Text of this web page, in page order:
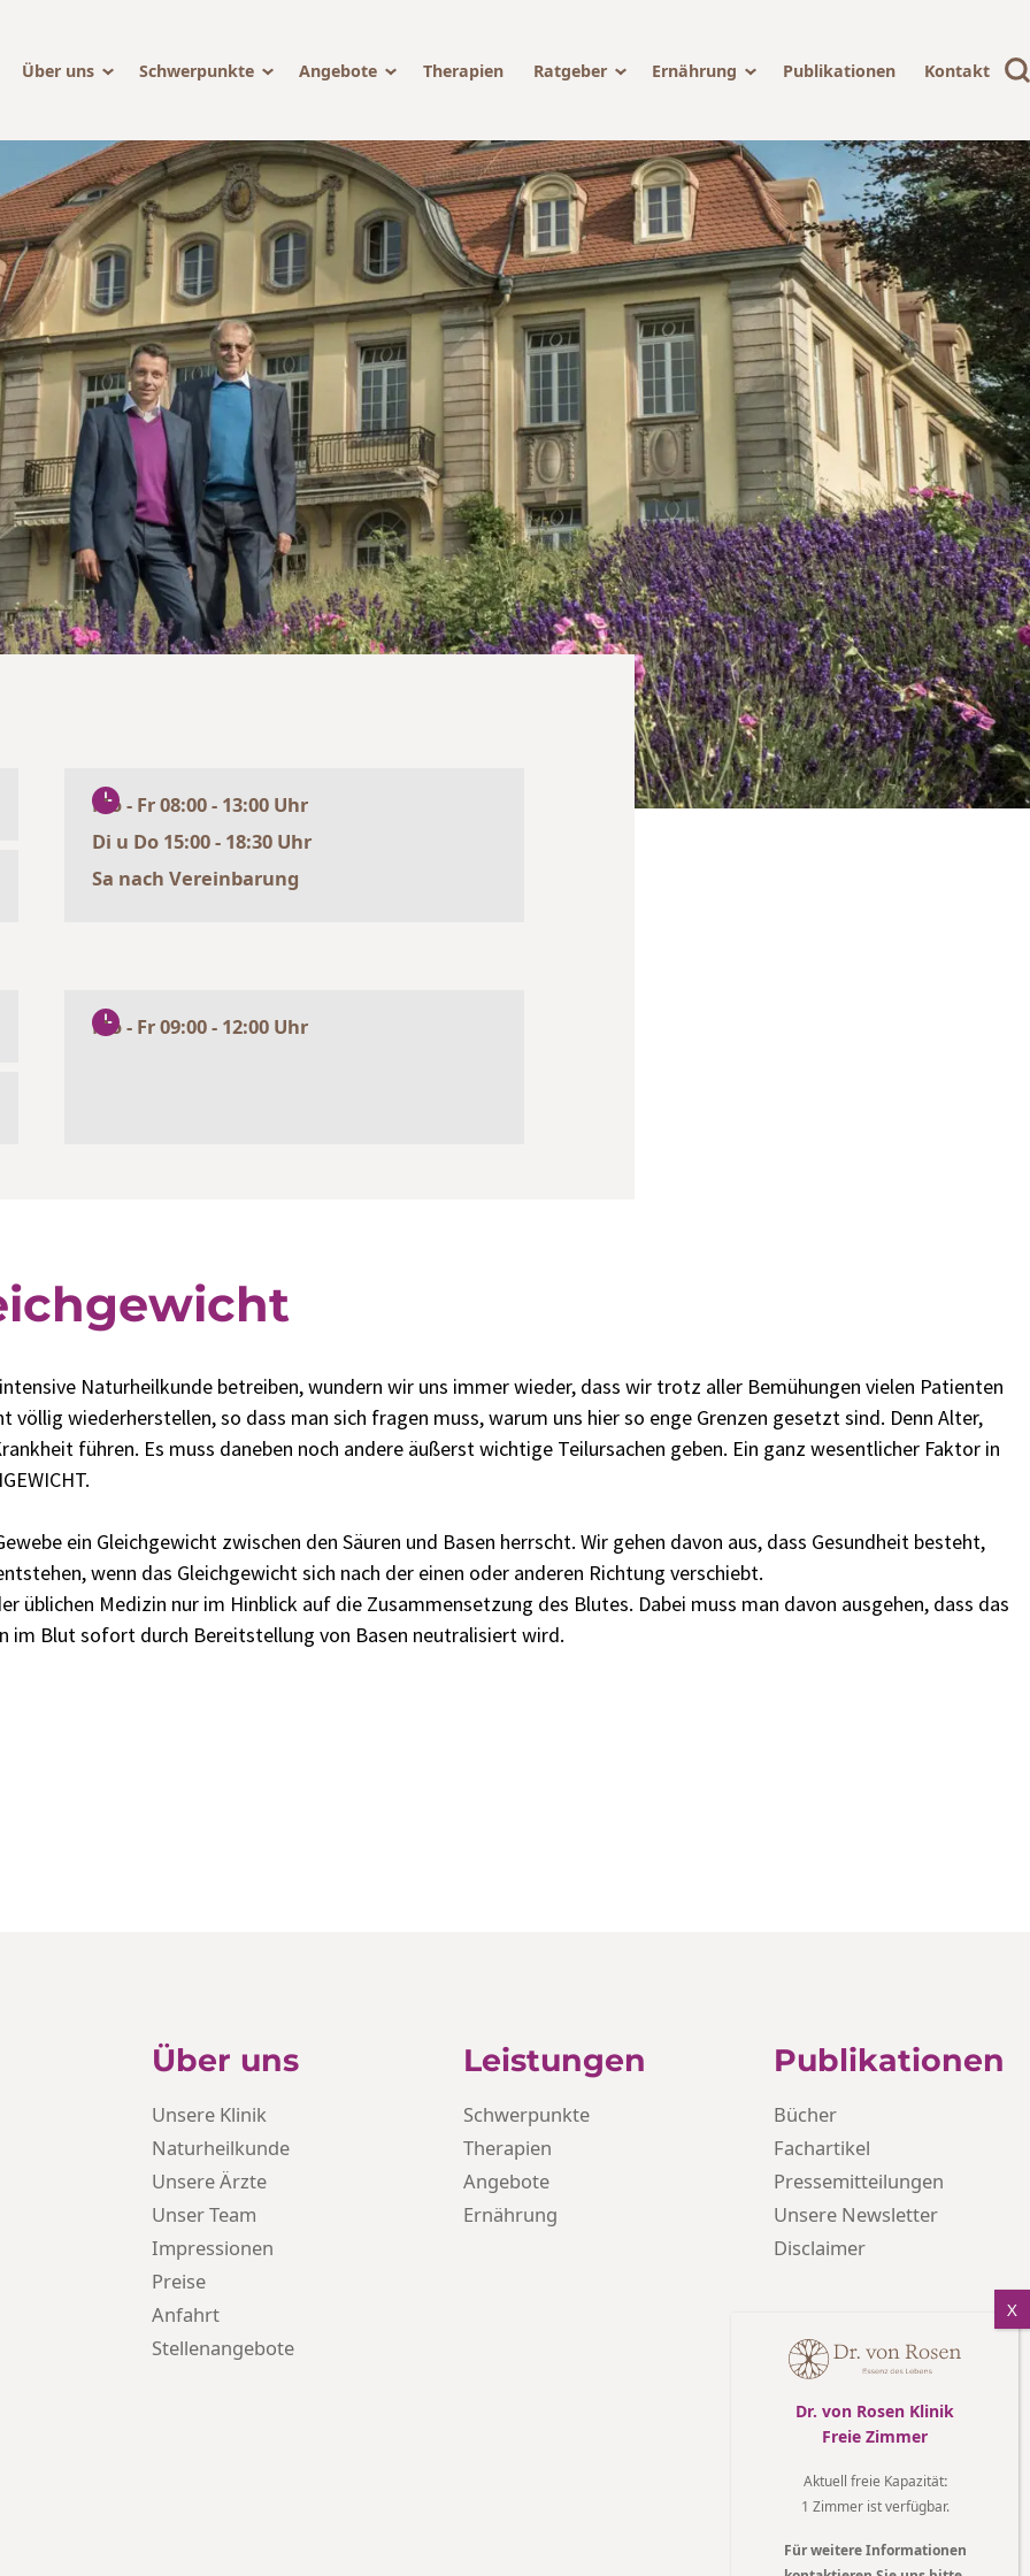
Über uns Schwerpunkte Angebote Therapien Ratgeber Ernährung Publikationen Kontakt
Mo - Fr 08:00 - 13:00 Uhr
Di u Do 15:00 - 18:30 Uhr
Sa nach Vereinbarung
Mo - Fr 09:00 - 12:00 Uhr
Naturheilkunde betreiben, wundern wir uns immer wieder, dass wir trotz aller Bemühungen vielen Patienten
wiederherstellen, so dass man sich fragen muss, warum uns hier so enge Grenzen gesetzt sind. Denn Alter,
führen. Es muss daneben noch andere äußerst wichtige Teilursachen geben. Ein ganz wesentlicher Faktor in
ein Gleichgewicht zwischen den Säuren und Basen herrscht. Wir gehen davon aus, dass Gesundheit besteht,
wenn das Gleichgewicht sich nach der einen oder anderen Richtung verschiebt.
üblichen Medizin nur im Hinblick auf die Zusammensetzung des Blutes. Dabei muss man davon ausgehen, dass das
im Blut sofort durch Bereitstellung von Basen neutralisiert wird.
Über uns
Unsere Klinik
Naturheilkunde
Unsere Ärzte
Unser Team
Impressionen
Preise
Anfahrt
Stellenangebote
Leistungen
Schwerpunkte
Therapien
Angebote
Ernährung
Publikationen
Bücher
Fachartikel
Pressemitteilungen
Unsere Newsletter
Disclaimer
Dr. von Rosen Klinik
Freie Zimmer
Aktuell freie Kapazität:
1 Zimmer ist verfügbar.
Für weitere Informationen